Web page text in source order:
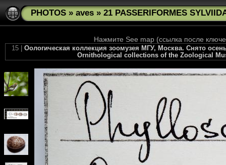
PHOTOS » aves » 21 PASSERIFORMES
Нажмите See map (ссылка после
15 | Оологическая коллекция зоомузея МГУ, Москва. Снято
Ornithological collections of the Zoological